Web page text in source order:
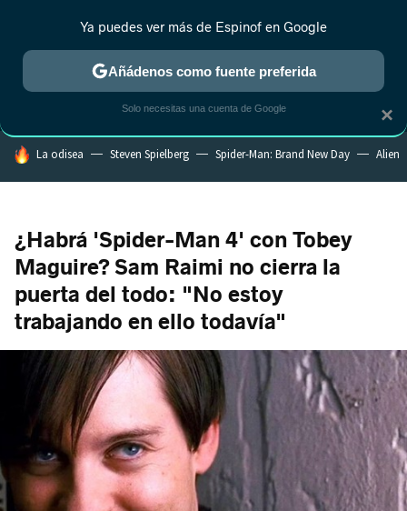
MENÚ NUEVO
ESTRENOS REALITY ANIME RANKINGS CINE
HOY SE HABLA DE
La odisea Steven Spielberg Spider-Man: Brand New Day Alien
¿Habrá 'Spider-Man 4' con Tobey
Maguire? Sam Raimi no cierra la
puerta del todo: "No estoy
trabajando en ello todavía"
×
Ya puedes ver más de Espinof en Google
Añádenos como fuente preferida
Solo necesitas una cuenta de Google